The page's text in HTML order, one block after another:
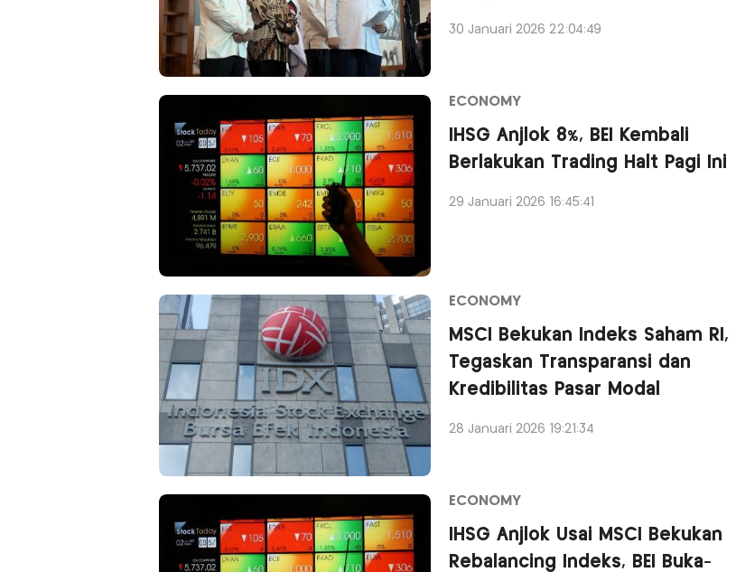
30 Januari 2026 22:04:49
ECONOMY
IHSG Anjlok 8%, BEI Kembali
Berlakukan Trading Halt Pagi Ini
29 Januari 2026 16:45:41
ECONOMY
MSCI Bekukan Indeks Saham RI,
Tegaskan Transparansi dan
Kredibilitas Pasar Modal
28 Januari 2026 19:21:34
ECONOMY
IHSG Anjlok Usai MSCI Bekukan
Rebalancing Indeks, BEI Buka-